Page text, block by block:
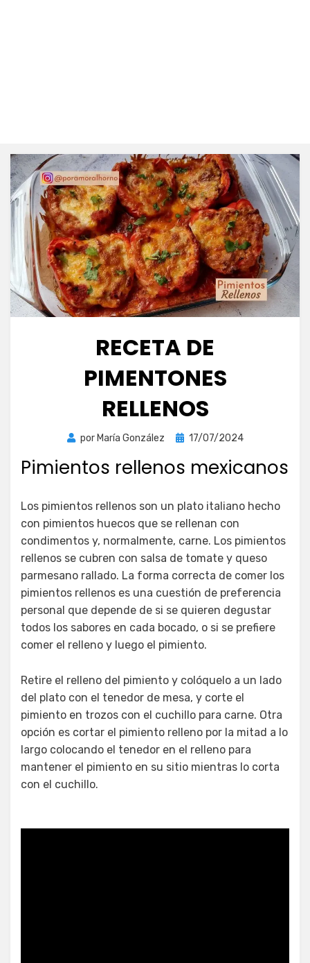
RECETA DE
PIMENTONES
RELLENOS
por María González
Publicada
17/07/2024
Pimientos rellenos mexicanos
Los pimientos rellenos son un plato italiano hecho
con pimientos huecos que se rellenan con
condimentos y, normalmente, carne. Los pimientos
rellenos se cubren con salsa de tomate y queso
parmesano rallado. La forma correcta de comer los
pimientos rellenos es una cuestión de preferencia
personal que depende de si se quieren degustar
todos los sabores en cada bocado, o si se prefiere
comer el relleno y luego el pimiento.
Retire el relleno del pimiento y colóquelo a un lado
del plato con el tenedor de mesa, y corte el
pimiento en trozos con el cuchillo para carne. Otra
opción es cortar el pimiento relleno por la mitad a lo
largo colocando el tenedor en el relleno para
mantener el pimiento en su sitio mientras lo corta
con el cuchillo.